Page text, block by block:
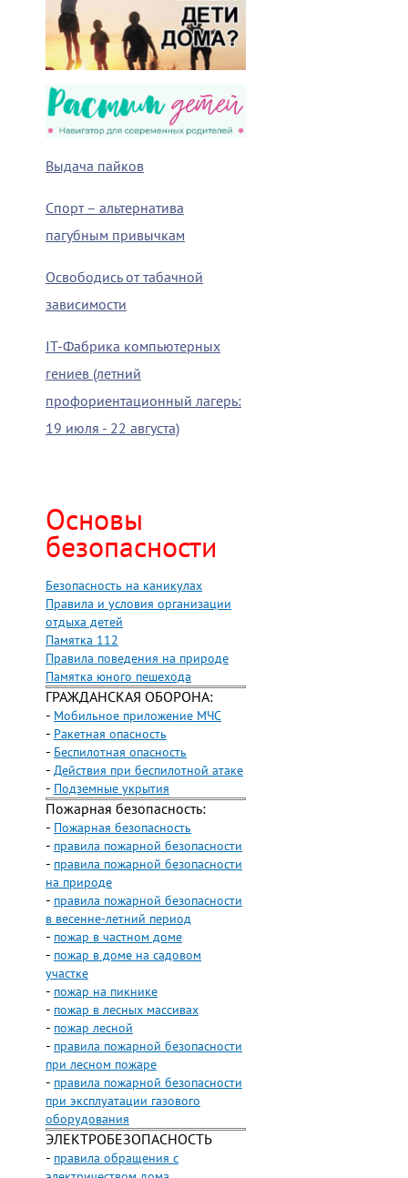
Выдача пайков
Спорт – альтернатива
пагубным привычкам
Освободись от табачной
зависимости
IT-Фабрика компьютерных
гениев (летний
профориентационный лагерь:
19 июля - 22 августа)
Основы
безопасности
Безопасность на каникулах
Правила и условия организации
отдыха детей
Памятка 112
Правила поведения на природе
Памятка юного пешехода
ГРАЖДАНСКАЯ ОБОРОНА:
- Мобильное приложение МЧС
- Ракетная опасность
- Беспилотная опасность
- Действия при беспилотной атаке
- Подземные укрытия
Пожарная безопасность:
- Пожарная безопасность
- правила пожарной безопасности
- правила пожарной безопасности
на природе
- правила пожарной безопасности
в весенне-летний период
- пожар в частном доме
- пожар в доме на садовом
участке
- пожар на пикнике
- пожар в лесных массивах
- пожар лесной
- правила пожарной безопасности
при лесном пожаре
- правила пожарной безопасности
при эксплуатации газового
оборудования
ЭЛЕКТРОБЕЗОПАСНОСТЬ
- правила обращения с